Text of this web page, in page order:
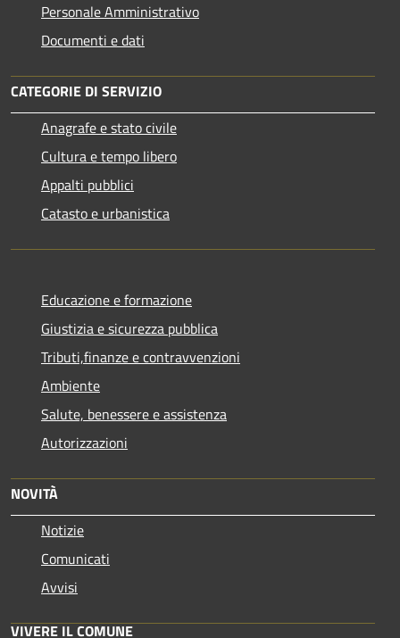
Personale Amministrativo
Documenti e dati
CATEGORIE DI SERVIZIO
Anagrafe e stato civile
Cultura e tempo libero
Appalti pubblici
Catasto e urbanistica
Educazione e formazione
Giustizia e sicurezza pubblica
Tributi,finanze e contravvenzioni
Ambiente
Salute, benessere e assistenza
Autorizzazioni
NOVITÀ
Notizie
Comunicati
Avvisi
VIVERE IL COMUNE